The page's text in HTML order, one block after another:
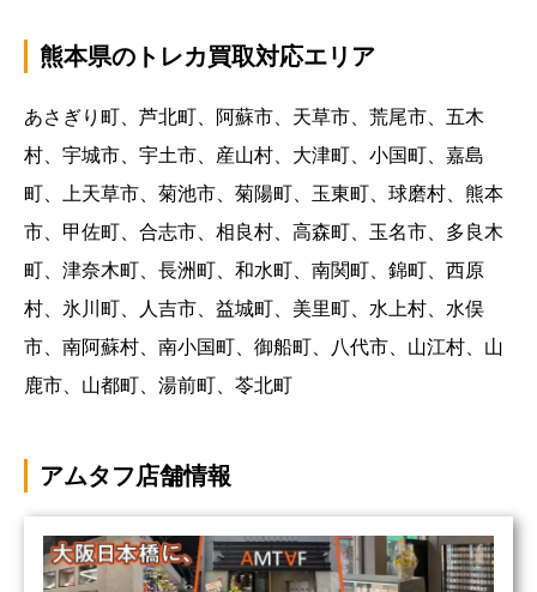
熊本県のトレカ買取対応エリア
あさぎり町、芦北町、阿蘇市、天草市、荒尾市、五木
村、宇城市、宇土市、産山村、大津町、小国町、嘉島
町、上天草市、菊池市、菊陽町、玉東町、球磨村、熊本
市、甲佐町、合志市、相良村、高森町、玉名市、多良木
町、津奈木町、長洲町、和水町、南関町、錦町、西原
村、氷川町、人吉市、益城町、美里町、水上村、水俣
市、南阿蘇村、南小国町、御船町、八代市、山江村、山
鹿市、山都町、湯前町、苓北町
アムタフ店舗情報